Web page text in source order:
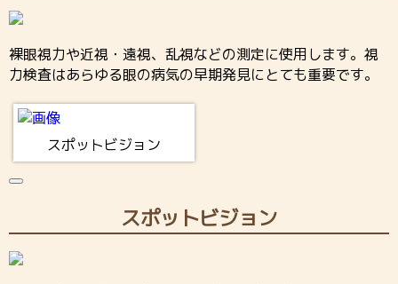
裸眼視力や近視・遠視、乱視などの測定に使用します。視
力検査はあらゆる眼の病気の早期発見にとても重要です。
スポットビジョン
スポットビジョン